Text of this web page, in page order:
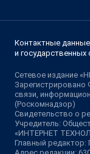
Контактные
и государственных
Сетевое издание
Зарегистрировано
связи,
(Роскомнадзор)
Свидетельство о
Учредитель:
«ИНТЕРНЕТ
Главный редактор: